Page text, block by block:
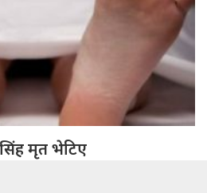
मृत भेटिए